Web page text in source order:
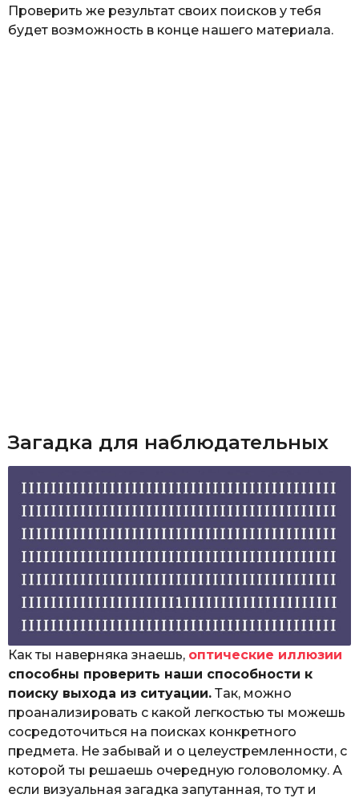
Проверить же результат своих поисков у тебя
будет возможность в конце нашего материала.
Загадка для наблюдательных
Как ты наверняка знаешь, оптические иллюзии
способны проверить наши способности к
поиску выхода из ситуации. Так, можно
проанализировать с какой легкостью ты можешь
сосредоточиться на поисках конкретного
предмета. Не забывай и о целеустремленности, с
которой ты решаешь очередную головоломку. А
если визуальная загадка запутанная, то тут и